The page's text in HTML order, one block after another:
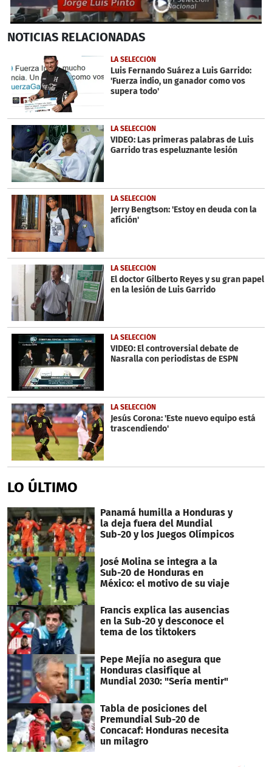
seconds
minutes,
7
seconds
NOTICIAS RELACIONADAS
LA SELECCIÓN
Luis Fernando Suárez a Luis Garrido:
'Fuerza indio, un ganador como vos
supera todo'
LA SELECCIÓN
VIDEO: Las primeras palabras de Luis
Garrido tras espeluznante lesión
LA SELECCIÓN
Jerry Bengtson: 'Estoy en deuda con la
afición'
LA SELECCIÓN
El doctor Gilberto Reyes y su gran papel
en la lesión de Luis Garrido
LA SELECCIÓN
VIDEO: El controversial debate de
Nasralla con periodistas de ESPN
LA SELECCIÓN
Jesús Corona: 'Este nuevo equipo está
trascendiendo'
LO ÚLTIMO
Panamá humilla a Honduras y
la deja fuera del Mundial
Sub-20 y los Juegos Olímpicos
José Molina se integra a la
Sub-20 de Honduras en
México: el motivo de su viaje
Francis explica las ausencias
en la Sub-20 y desconoce el
tema de los tiktokers
Pepe Mejía no asegura que
Honduras clasifique al
Mundial 2030: "Sería mentir"
Tabla de posiciones del
Premundial Sub-20 de
Concacaf: Honduras necesita
un milagro